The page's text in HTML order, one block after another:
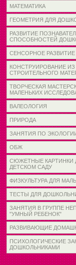
МАТЕМАТИКА
ГЕОМЕТРИЯ ДЛЯ
РАЗВИТИЕ
СПОСОБНОСТЕЙ
СЕНСОРНОЕ РАЗВИТИЕ
КОНСТРУИРОВАНИЕ ИЗ
СТРОИТЕЛЬНОГО
ТВОРЧЕСКАЯ
МАЛЕНЬКИХ
ВАЛЕОЛОГИЯ
ПРИРОДА
ЗАНЯТИЯ ПО
ОБЖ
СЮЖЕТНЫЕ КАРТИНКИ
ДЕТСКОМ САДУ
ФИЗКУЛЬТУРА ДЛЯ
ТЕСТЫ ДЛЯ
ЗАНЯТИЯ В ГРУППЕ
"УМНЫЙ РЕБЕНОК"
РАЗВИВАЮЩИЕ
ПСИХОЛОГИЧЕСКИЕ
ДОШКОЛЬНИКАМИ